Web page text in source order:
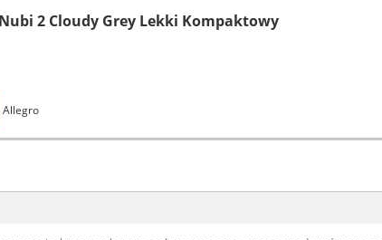
2 Cloudy Grey Lekki Kompaktowy
Allegro